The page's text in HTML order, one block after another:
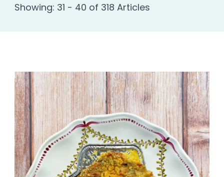
Showing: 31 - 40 of 318 Articles